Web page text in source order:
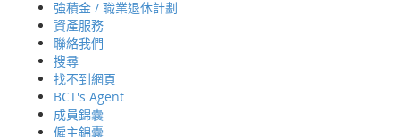
強積金 / 職業退休計劃
資產服務
聯絡我們
搜尋
找不到網頁
BCT's Agent
成員錦囊
僱主錦囊